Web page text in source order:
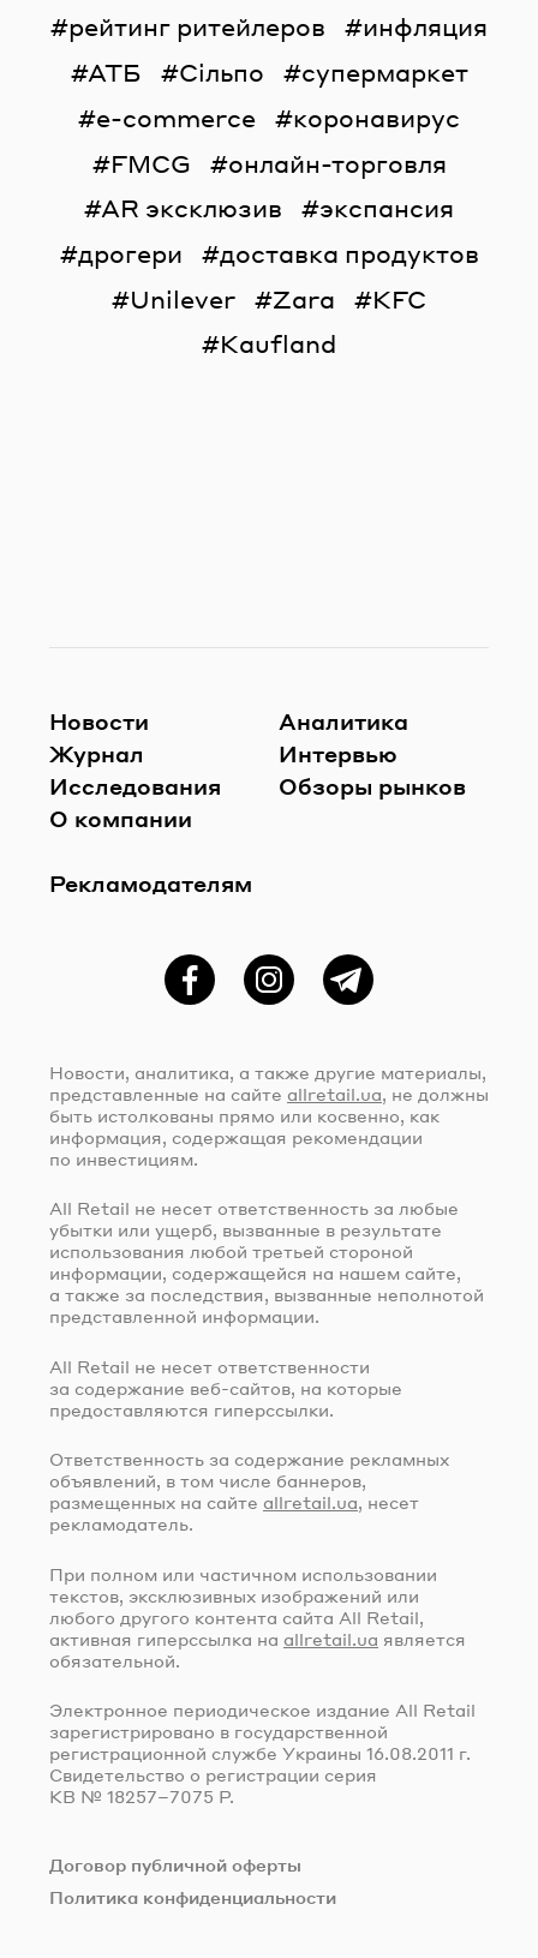
рейтинг ритейлеров
инфляция
АТБ
Сільпо
супермаркет
e-commerce
коронавирус
FMCG
онлайн-торговля
AR эксклюзив
экспансия
дрогери
доставка продуктов
Unilever
Zara
KFC
Kaufland
Новости
Журнал
Исследования
О компании
Рекламодателям
Аналитика
Интервью
Обзоры рынков
ФейсбукInstagramTelegram
Новости, аналитика, а также другие материалы,
представленные на сайте allretail.ua, не должны
быть истолкованы прямо или косвенно, как
информация, содержащая рекомендации
по инвестициям.
All Retail не несет ответственность за любые
убытки или ущерб, вызванные в результате
использования любой третьей стороной
информации, содержащейся на нашем сайте,
а также за последствия, вызванные неполнотой
представленной информации.
All Retail не несет ответственности
за содержание веб-сайтов, на которые
предоставляются гиперссылки.
Ответственность за содержание рекламных
объявлений, в том числе баннеров,
размещенных на сайте allretail.ua, несет
рекламодатель.
При полном или частичном использовании
текстов, эксклюзивных изображений или
любого другого контента сайта All Retail,
активная гиперссылка на allretail.ua является
обязательной.
Электронное периодическое издание All Retail
зарегистрировано в государственной
регистрационной службе Украины 16.08.2011 г.
Свидетельство о регистрации серия
КВ № 18257–7075 Р.
Договор публичной оферты
Политика конфиденциальности